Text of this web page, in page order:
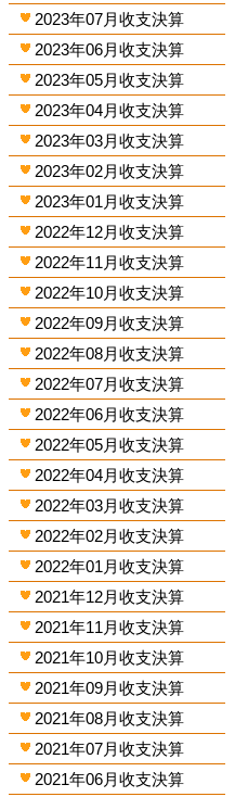
2023年07月收支決算
2023年06月收支決算
2023年05月收支決算
2023年04月收支決算
2023年03月收支決算
2023年02月收支決算
2023年01月收支決算
2022年12月收支決算
2022年11月收支決算
2022年10月收支決算
2022年09月收支決算
2022年08月收支決算
2022年07月收支決算
2022年06月收支決算
2022年05月收支決算
2022年04月收支決算
2022年03月收支決算
2022年02月收支決算
2022年01月收支決算
2021年12月收支決算
2021年11月收支決算
2021年10月收支決算
2021年09月收支決算
2021年08月收支決算
2021年07月收支決算
2021年06月收支決算